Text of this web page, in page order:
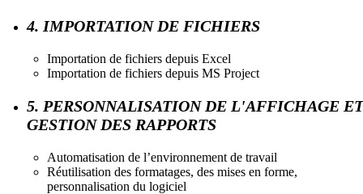
4. IMPORTATION DE FICHIERS
Importation de fichiers depuis Excel
Importation de fichiers depuis MS Project
5. PERSONNALISATION DE L'AFFICHAGE ET
GESTION DES RAPPORTS
Automatisation de l’environnement de travail
Réutilisation des formatages, des mises en forme,
personnalisation du logiciel